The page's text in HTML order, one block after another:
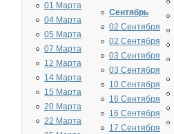
01 Марта
04 Марта
05 Марта
07 Марта
12 Марта
14 Марта
15 Марта
20 Марта
22 Марта
Сентябрь
02 Сентября
02 Сентября
03 Сентября
03 Сентября
10 Сентября
16 Сентября
16 Сентября
17 Сентября